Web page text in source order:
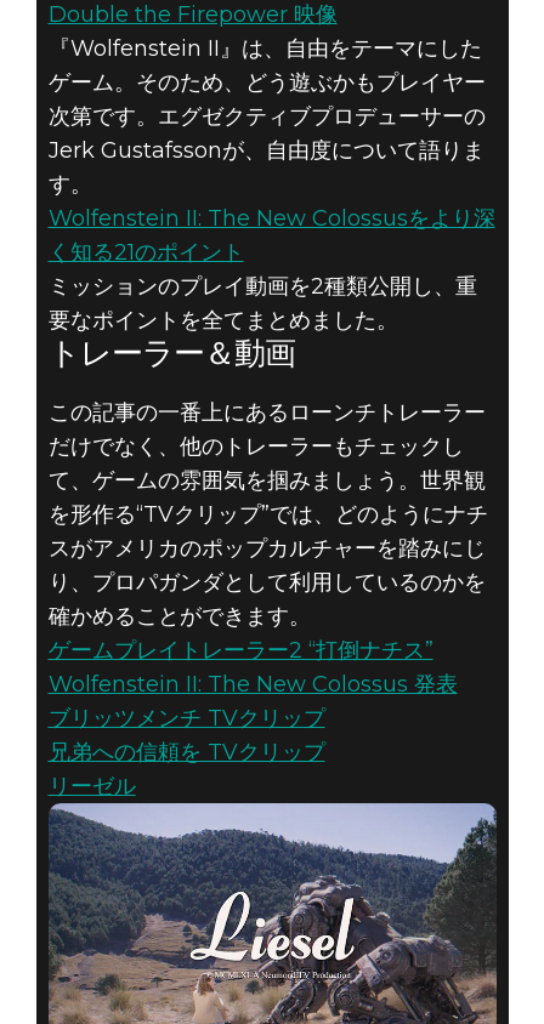
Double the Firepower 映像
『Wolfenstein II』は、自由をテーマにした
ゲーム。そのため、どう遊ぶかもプレイヤー
次第です。エグゼクティブプロデューサーの
Jerk Gustafssonが、自由度について語りま
す。
Wolfenstein II: The New Colossusをより深
く知る21のポイント
ミッションのプレイ動画を2種類公開し、重
要なポイントを全てまとめました。
トレーラー＆動画
この記事の一番上にあるローンチトレーラー
だけでなく、他のトレーラーもチェックし
て、ゲームの雰囲気を掴みましょう。世界観
を形作る“TVクリップ”では、どのようにナチ
スがアメリカのポップカルチャーを踏みにじ
り、プロパガンダとして利用しているのかを
確かめることができます。
ゲームプレイトレーラー2 “打倒ナチス”
Wolfenstein II: The New Colossus 発表
ブリッツメンチ TVクリップ
兄弟への信頼を TVクリップ
リーゼル